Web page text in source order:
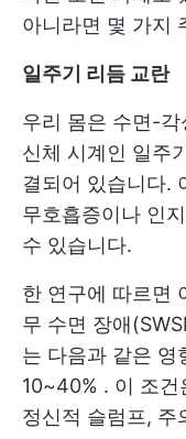
아니라면 몇 가지
일주기 리듬 교란
우리 몸은 수면-
신체 시계인 일주
결되어 있습니다.
무호흡증이나 인
수 있습니다.
한 연구에 따르면
무 수면 장애
는 다음과 같은 영
10~40% . 이 조건
정신적 슬럼프, 주